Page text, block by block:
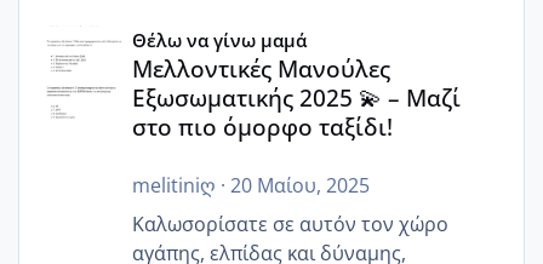
Μελλοντικές Μανούλες Εξωσωματικής 2025 💫 – Μαζί
Θέλω να γίνω μαμά
Μελλοντικές Μανούλες
Εξωσωματικής 2025 💫 – Μαζί
στο πιο όμορφο ταξίδι!
melitiniღ · 20 Μαίου, 2025
Καλωσορίσατε σε αυτόν τον χώρο
αγάπης, ελπίδας και δύναμης,